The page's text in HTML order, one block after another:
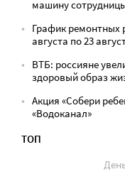
машину
График ремонтных
августа по 23
ВТБ: россияне
здоровый образ
Акция «Собери
«Водоканал»
ТОП